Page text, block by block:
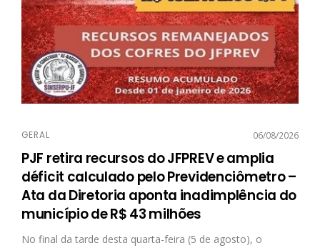
GERAL 06/08/2026
PJF retira recursos do JFPREV e amplia
déficit calculado pelo Previdenciômetro –
Ata da Diretoria aponta inadimplência do
município de R$ 43 milhões
No final da tarde desta quarta-feira (5 de agosto), o